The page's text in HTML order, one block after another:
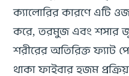
ক্যালোরির কারণে এটি
করে, তরমুজ এবং শসার
শরীরের অতিরিক্ত ফ্যাট
থাকা ফাইবার হজম